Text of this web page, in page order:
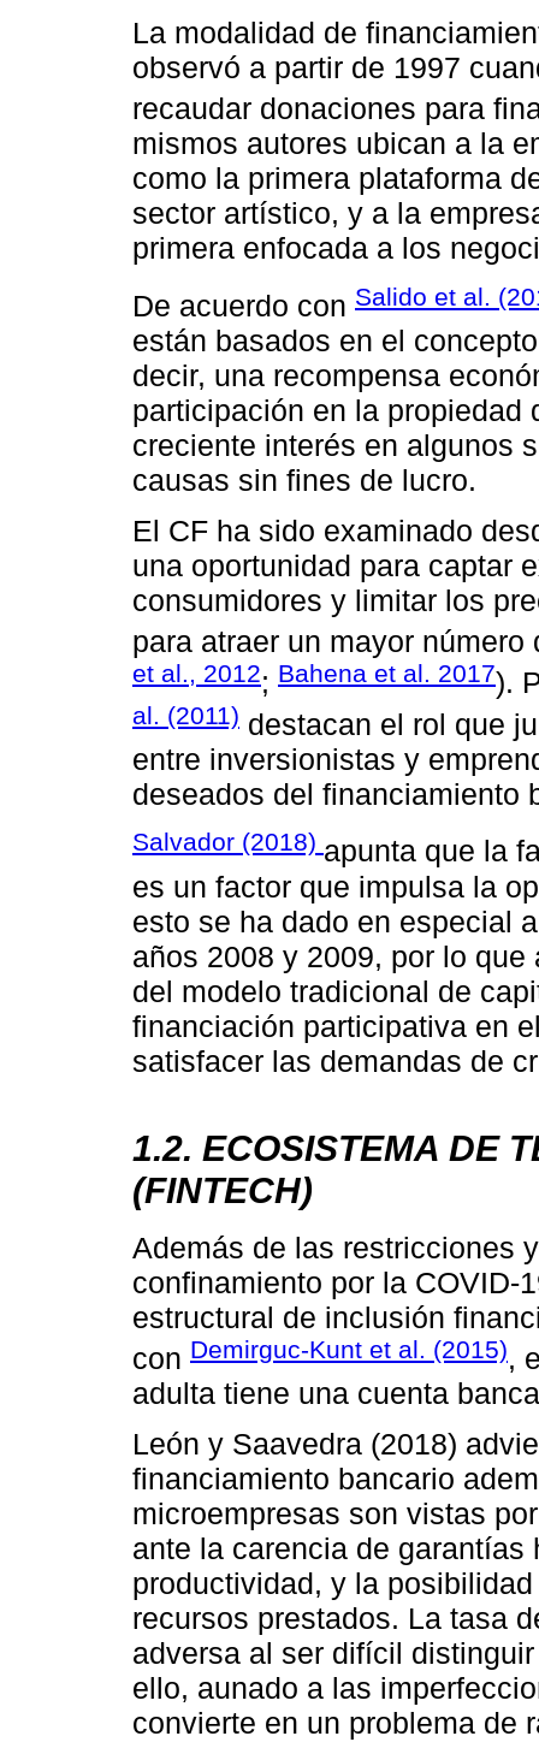
La modalidad de
observó a partir de 1997
recaudar donaciones para
mismos autores ubican a la
como la primera plataforma
sector artístico, y a la
primera enfocada a los
De acuerdo con Salido et al.
están basados en el
decir, una recompensa
participación en la propiedad
creciente interés en algunos
causas sin fines de lucro.
El CF ha sido examinado
una oportunidad para captar
consumidores y limitar los
para atraer un mayor
et al., 2012; Bahena et al. 2017).
al. (2011) destacan el rol que
entre inversionistas y
deseados del financiamiento
Salvador (2018) apunta que la
es un factor que impulsa la
esto se ha dado en especial
años 2008 y 2009, por lo
del modelo tradicional de
financiación participativa en
satisfacer las demandas de
1.2. ECOSISTEMA DE
(FINTECH)
Además de las restricciones
confinamiento por la COVID-
estructural de inclusión
con Demirguc-Kunt et al. (2015),
adulta tiene una cuenta
León y Saavedra (2018)
financiamiento bancario
microempresas son vistas
ante la carencia de
productividad, y la
recursos prestados. La tasa
adversa al ser difícil
ello, aunado a las
convierte en un problema de